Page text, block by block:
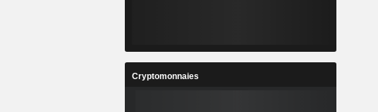
Cryptomonnaies